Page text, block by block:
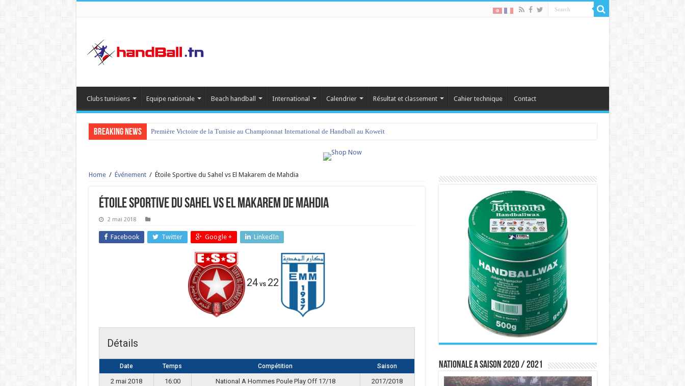
Clubs tunisiens Equipe nationale Beach handball International Calendrier Résultat et classement Cahier technique Contact
Breaking News Première Victoire de la Tunisie au Championnat International de Handball au Koweït
Home / Événement / Étoile Sportive du Sahel vs El Makarem de Mahdia
Étoile Sportive du Sahel vs El Makarem de Mahdia
2 mai 2018
Facebook Twitter Google + LinkedIn
24vs 22
Détails
Date Temps Compétition Saison
2 mai 2018 16:00 National A Hommes Poule Play Off 17/18 2017/2018
Nationale A saison 2020 / 2021